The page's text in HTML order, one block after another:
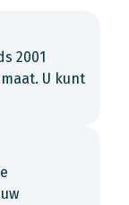
2001
U kunt